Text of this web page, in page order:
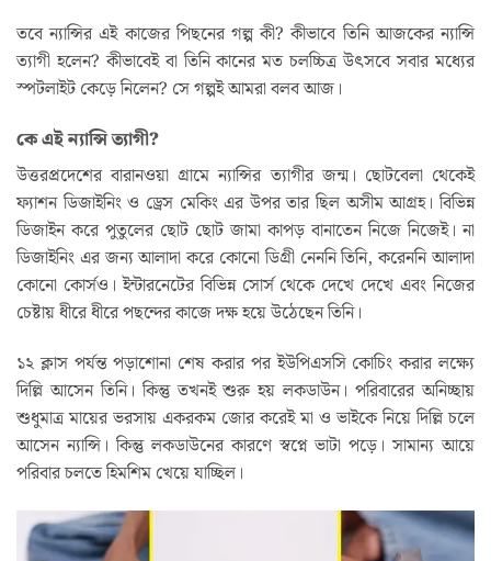
তবে ন্যান্সির এই কাজের পিছনের গল্প কী? কীভাবে তিনি আজকের ন্যান্সি
ত্যাগী হলেন? কীভাবেই বা তিনি কানের মত চলচ্চিত্র উৎসবে সবার মধ্যের
স্পটলাইট কেড়ে নিলেন? সে গল্পই আমরা বলব আজ।
কে এই ন্যান্সি ত্যাগী?
উত্তরপ্রদেশের বারানওয়া গ্রামে ন্যান্সির ত্যাগীর জন্ম। ছোটবেলা থেকেই
ফ্যাশন ডিজাইনিং ও ড্রেস মেকিং এর উপর তার ছিল অসীম আগ্রহ। বিভিন্ন
ডিজাইন করে পুতুলের ছোট ছোট জামা কাপড় বানাতেন নিজে নিজেই। না
ডিজাইনিং এর জন্য আলাদা করে কোনো ডিগ্রী নেননি তিনি, করেননি আলাদা
কোনো কোর্সও। ইন্টারনেটের বিভিন্ন সোর্স থেকে দেখে দেখে এবং নিজের
চেষ্টায় ধীরে ধীরে পছন্দের কাজে দক্ষ হয়ে উঠেছেন তিনি।
১২ ক্লাস পর্যন্ত পড়াশোনা শেষ করার পর ইউপিএসসি কোচিং করার লক্ষ্যে
দিল্লি আসেন তিনি। কিন্তু তখনই শুরু হয় লকডাউন। পরিবারের অনিচ্ছায়
শুধুমাত্র মায়ের ভরসায় একরকম জোর করেই মা ও ভাইকে নিয়ে দিল্লি চলে
আসেন ন্যান্সি। কিন্তু লকডাউনের কারণে স্বপ্নে ভাটা পড়ে। সামান্য আয়ে
পরিবার চলতে হিমশিম খেয়ে যাচ্ছিল।